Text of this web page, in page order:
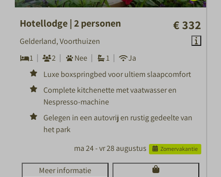
€ 332
Hotellodge | 2 personen
Gelderland, Voorthuizen
1
2 Nee 1
Ja
Luxe boxspringbed voor ultiem slaapcomfort
Complete kitchenette met vaatwasser en
Nespresso-machine
Gelegen in een autovrij en rustig gedeelte van
het park
ma 24 - vr 28 augustus
Zomervakantie
Meer informatie